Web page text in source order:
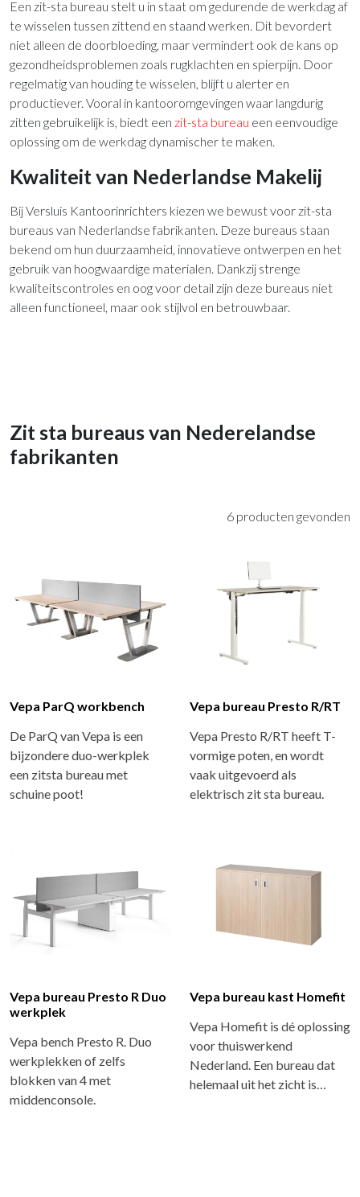
Een zit-sta bureau stelt u in staat om gedurende de werkdag af
te wisselen tussen zittend en staand werken. Dit bevordert
niet alleen de doorbloeding, maar vermindert ook de kans op
gezondheidsproblemen zoals rugklachten en spierpijn. Door
regelmatig van houding te wisselen, blijft u alerter en
productiever. Vooral in kantooromgevingen waar langdurig
zitten gebruikelijk is, biedt een zit-sta bureau een eenvoudige
oplossing om de werkdag dynamischer te maken.
Kwaliteit van Nederlandse Makelij
Bij Versluis Kantoorinrichters kiezen we bewust voor zit-sta
bureaus van Nederlandse fabrikanten. Deze bureaus staan
bekend om hun duurzaamheid, innovatieve ontwerpen en het
gebruik van hoogwaardige materialen. Dankzij strenge
kwaliteitscontroles en oog voor detail zijn deze bureaus niet
alleen functioneel, maar ook stijlvol en betrouwbaar.
Zit sta bureaus van Nederelandse
fabrikanten
6 producten gevonden
Vepa ParQ workbench
De ParQ van Vepa is een
bijzondere duo-werkplek
een zitsta bureau met
schuine poot!
Vepa bureau Presto R/RT
Vepa Presto R/RT heeft T-
vormige poten, en wordt
vaak uitgevoerd als
elektrisch zit sta bureau.
Vepa bureau Presto R Duo
werkplek
Vepa bench Presto R. Duo
werkplekken of zelfs
blokken van 4 met
middenconsole.
Vepa bureau kast Homefit
Vepa Homefit is dé oplossing
voor thuiswerkend
Nederland. Een bureau dat
helemaal uit het zicht is…